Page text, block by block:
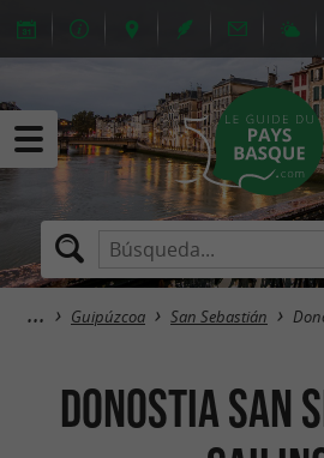
Guipúzcoa San Sebastián
Donostia San